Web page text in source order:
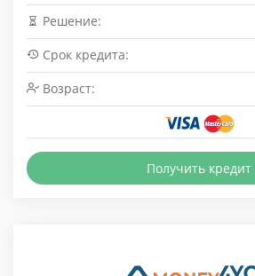
Решение:
Срок кредита:
Возраст:
Получить кредит